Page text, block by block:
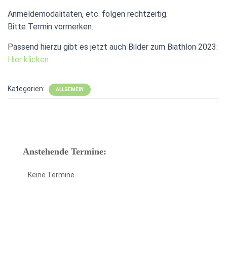
Anmeldemodalitäten, etc. folgen rechtzeitig.
Bitte Termin vormerken.
Passend hierzu gibt es jetzt auch Bilder zum Biathlon 2023:
Hier klicken
Kategorien: ALLGEMEIN
Anstehende Termine:
Keine Termine